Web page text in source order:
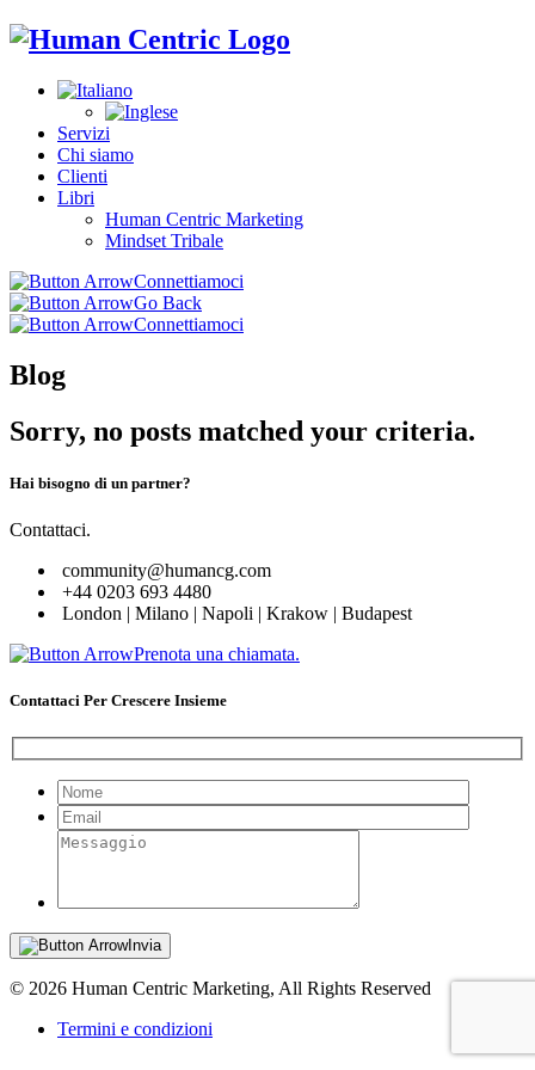
Servizi
Chi siamo
Clienti
Libri
Human Centric Marketing
Mindset Tribale
Connettiamoci
Go Back
Connettiamoci
Blog
Sorry, no posts matched your criteria.
Hai bisogno di un partner?
Contattaci.
community@humancg.com
+44 0203 693 4480
London | Milano | Napoli | Krakow | Budapest
Prenota una chiamata.
Contattaci Per Crescere Insieme
Invia
© 2026 Human Centric Marketing, All Rights Reserved
Termini e condizioni